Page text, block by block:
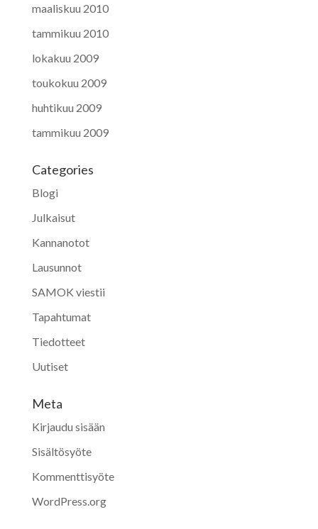
maaliskuu 2010
tammikuu 2010
lokakuu 2009
toukokuu 2009
huhtikuu 2009
tammikuu 2009
Categories
Blogi
Julkaisut
Kannanotot
Lausunnot
SAMOK viestii
Tapahtumat
Tiedotteet
Uutiset
Meta
Kirjaudu sisään
Sisältösyöte
Kommenttisyöte
WordPress.org